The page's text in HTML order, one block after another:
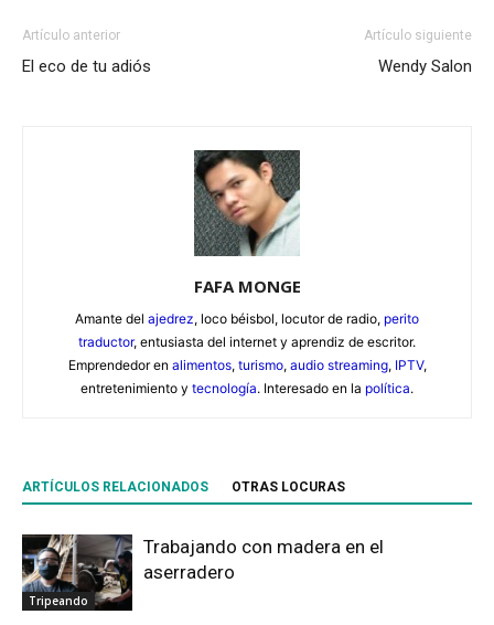
Artículo anterior
El eco de tu adiós
Artículo siguiente
Wendy Salon
FAFA MONGE
Amante del ajedrez, loco béisbol, locutor de radio, perito
traductor, entusiasta del internet y aprendiz de escritor.
Emprendedor en alimentos, turismo, audio streaming, IPTV,
entretenimiento y tecnología. Interesado en la política.
ARTÍCULOS RELACIONADOS OTRAS LOCURAS
Tripeando
Trabajando con madera en el
aserradero